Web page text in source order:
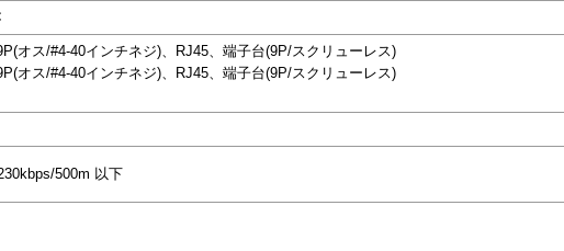
オス/#4-40インチネジ)、RJ45、端子台(9P/スクリューレス)
オス/#4-40インチネジ)、RJ45、端子台(9P/スクリューレス)
500m 以下